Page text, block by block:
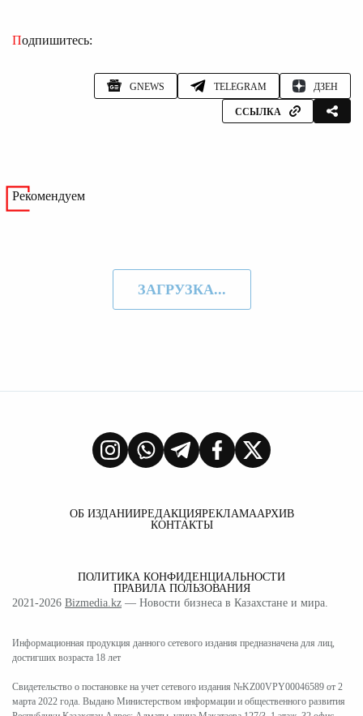
Подпишитесь:
GNEWS TELEGRAM ДЗЕН
ССЫЛКА
Рекомендуем
ЗАГРУЗКА...
ОБ ИЗДАНИИРЕДАКЦИЯРЕКЛАМААРХИВ
КОНТАКТЫ
ПОЛИТИКА КОНФИДЕНЦИАЛЬНОСТИ
ПРАВИЛА ПОЛЬЗОВАНИЯ
2021-2026 Bizmedia.kz — Новости бизнеса в Казахстане и мира.
Информационная продукция данного сетевого издания предназначена для лиц,
достигших возраста 18 лет
Свидетельство о постановке на учет сетевого издания №KZ00VPY00046589 от 2
марта 2022 года. Выдано Министерством информации и общественного развития